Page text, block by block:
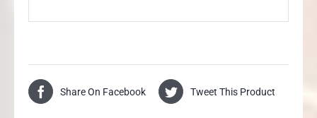
Share On Facebook Tweet This Product